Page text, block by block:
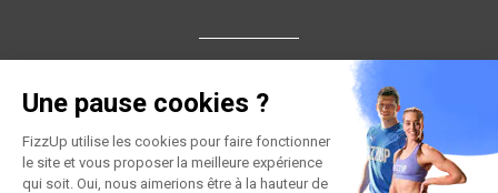
Une pause cookies ?
FizzUp utilise les cookies pour faire fonctionner
le site et vous proposer la meilleure expérience
qui soit. Oui, nous aimerions être à la hauteur de